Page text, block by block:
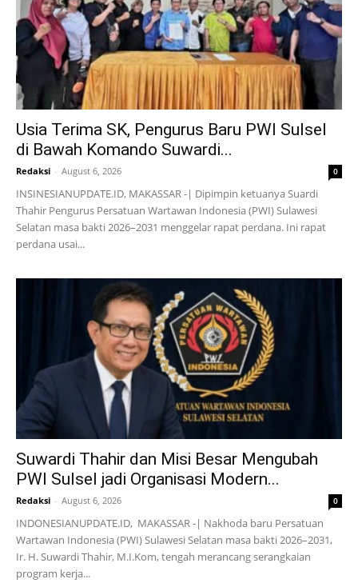
Usia Terima SK, Pengurus Baru PWI Sulsel
di Bawah Komando Suwardi...
Redaksi - August 6, 2026 0
INSINESIANUPDATE.ID, MAKASSAR -| Dipimpin ketuanya Suardi
Thahir Pengurus Persatuan Wartawan Indonesia (PWI) Sulawesi
Selatan masa bakti 2026–2031 menggelar rapat perdana. Ini rapat
perdana usai...
Suwardi Thahir dan Misi Besar Mengubah
PWI Sulsel jadi Organisasi Modern...
Redaksi - August 6, 2026 0
INDONESIANUPDATE.ID, MAKASSAR -| Nakhoda baru Persatuan
Wartawan Indonesia (PWI) Sulawesi Selatan masa bakti 2026–2031,
Ir. H. Suwardi Thahir, M.I.Kom, tengah merancang serangkaian
program kerja...